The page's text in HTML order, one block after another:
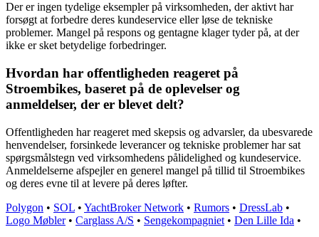
Der er ingen tydelige eksempler på virksomheden, der aktivt har
forsøgt at forbedre deres kundeservice eller løse de tekniske
problemer. Mangel på respons og gentagne klager tyder på, at der
ikke er sket betydelige forbedringer.
Hvordan har offentligheden reageret på
Stroembikes, baseret på de oplevelser og
anmeldelser, der er blevet delt?
Offentligheden har reageret med skepsis og advarsler, da ubesvarede
henvendelser, forsinkede leverancer og tekniske problemer har sat
spørgsmålstegn ved virksomhedens pålidelighed og kundeservice.
Anmeldelserne afspejler en generel mangel på tillid til Stroembikes
og deres evne til at levere på deres løfter.
Polygon • SOL • YachtBroker Network • Rumors • DressLab •
Logo Møbler• Carglass A/S • Sengekompagniet • Den Lille Ida •